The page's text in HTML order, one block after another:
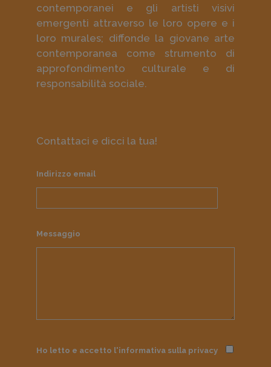
contemporanei e gli artisti visivi
emergenti attraverso le loro opere e i
loro murales; diffonde la giovane arte
contemporanea come strumento di
approfondimento culturale e di
responsabilità sociale.
Contattaci e dicci la tua!
Indirizzo email
Messaggio
Ho letto e accetto l'informativa sulla privacy